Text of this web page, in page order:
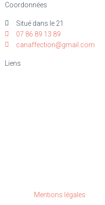
Coordonnées
Situé dans le 21
07 86 89 13 89
canaffection@gmail.com
Liens
Mentions légales